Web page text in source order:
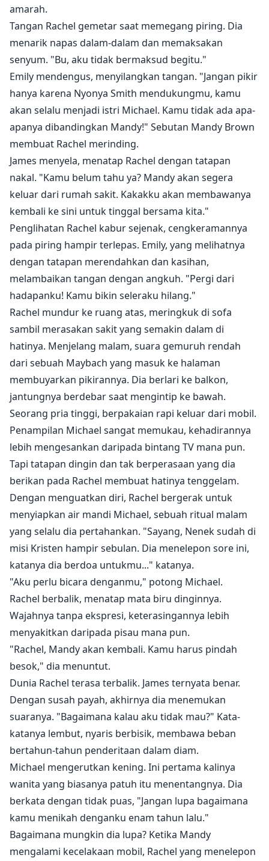
amarah.
Tangan Rachel gemetar saat memegang piring. Dia
menarik napas dalam-dalam dan memaksakan
senyum. "Bu, aku tidak bermaksud begitu."
Emily mendengus, menyilangkan tangan. "Jangan pikir
hanya karena Nyonya Smith mendukungmu, kamu
akan selalu menjadi istri Michael. Kamu tidak ada apa-
apanya dibandingkan Mandy!" Sebutan Mandy Brown
membuat Rachel merinding.
James menyela, menatap Rachel dengan tatapan
nakal. "Kamu belum tahu ya? Mandy akan segera
keluar dari rumah sakit. Kakakku akan membawanya
kembali ke sini untuk tinggal bersama kita."
Penglihatan Rachel kabur sejenak, cengkeramannya
pada piring hampir terlepas. Emily, yang melihatnya
dengan tatapan merendahkan dan kasihan,
melambaikan tangan dengan angkuh. "Pergi dari
hadapanku! Kamu bikin seleraku hilang."
Rachel mundur ke ruang atas, meringkuk di sofa
sambil merasakan sakit yang semakin dalam di
hatinya. Menjelang malam, suara gemuruh rendah
dari sebuah Maybach yang masuk ke halaman
membuyarkan pikirannya. Dia berlari ke balkon,
jantungnya berdebar saat mengintip ke bawah.
Seorang pria tinggi, berpakaian rapi keluar dari mobil.
Penampilan Michael sangat memukau, kehadirannya
lebih mengesankan daripada bintang TV mana pun.
Tapi tatapan dingin dan tak berperasaan yang dia
berikan pada Rachel membuat hatinya tenggelam.
Dengan menguatkan diri, Rachel bergerak untuk
menyiapkan air mandi Michael, sebuah ritual malam
yang selalu dia pertahankan. "Sayang, Nenek sudah di
misi Kristen hampir sebulan. Dia menelepon sore ini,
katanya dia berdoa untukmu..." katanya.
"Aku perlu bicara denganmu," potong Michael.
Rachel berbalik, menatap mata biru dinginnya.
Wajahnya tanpa ekspresi, keterasingannya lebih
menyakitkan daripada pisau mana pun.
"Rachel, Mandy akan kembali. Kamu harus pindah
besok," dia menuntut.
Dunia Rachel terasa terbalik. James ternyata benar.
Dengan susah payah, akhirnya dia menemukan
suaranya. "Bagaimana kalau aku tidak mau?" Kata-
katanya lembut, nyaris berbisik, membawa beban
bertahun-tahun penderitaan dalam diam.
Michael mengerutkan kening. Ini pertama kalinya
wanita yang biasanya patuh itu menentangnya. Dia
berkata dengan tidak puas, "Jangan lupa bagaimana
kamu menikah denganku enam tahun lalu."
Bagaimana mungkin dia lupa? Ketika Mandy
mengalami kecelakaan mobil, Rachel yang menelepon